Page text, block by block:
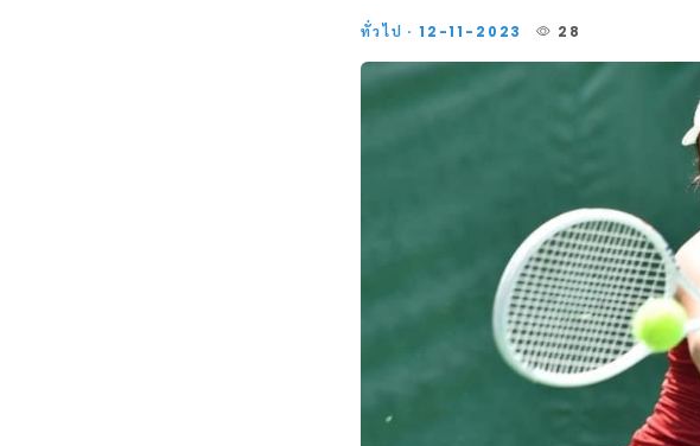
ทั่วไป · 12-11-2023 28